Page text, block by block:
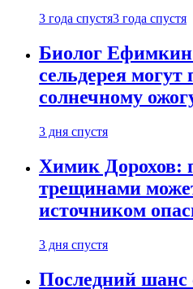
3 года спустя3 года спустя
Биолог
сельдерея могут
солнечному
3 дня спустя
Химик Дорохов:
трещинами
источником
3 дня спустя
Последний шанс